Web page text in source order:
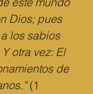
Dios; pues
los sabios
otra vez: El
de
(1